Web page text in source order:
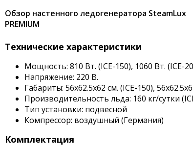
Обзор настенного ледогенератора SteamLux
PREMIUM
Технические характеристики
Мощность: 810 Вт. (ICE-150), 1060 Вт. (ICE-
Напряжение: 220 В.
Габариты: 56х62.5х62 см. (ICE-150),
Производительность льда: 160 кг/сутки
Тип установки: подвесной
Компрессор: воздушный (Германия)
Комплектация